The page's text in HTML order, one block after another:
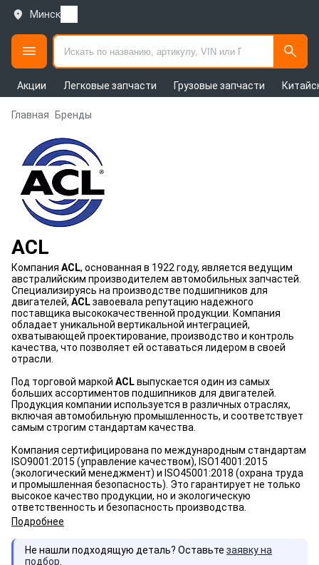
Минск
Акции Легковые запчасти Грузовые запчасти
Главная Бренды
ACL
Компания ACL, основанная в 1922 году, является ведущим
австралийским производителем автомобильных запчастей.
Специализируясь на производстве подшипников для
двигателей, ACLзавоевала репутацию надежного
поставщика высококачественной продукции. Компания
обладает уникальной вертикальной интеграцией,
охватывающей проектирование, производство и контроль
качества, что позволяет ей оставаться лидером в своей
отрасли.
Под торговой маркой ACLвыпускается один из самых
больших ассортиментов подшипников для двигателей.
Продукция компании используется в различных отраслях,
включая автомобильную промышленность, и соответствует
самым строгим стандартам качества.
Компания сертифицирована по международным стандартам
ISO9001:2015 (управление качеством), ISO14001:2015
(экологический менеджмент) и ISO45001:2018 (охрана труда
и промышленная безопасность). Это гарантирует не только
высокое качество продукции, но и экологическую
ответственность и безопасность производства.
Подробнее
Не нашли подходящую деталь? Оставьте заявку на
подбор